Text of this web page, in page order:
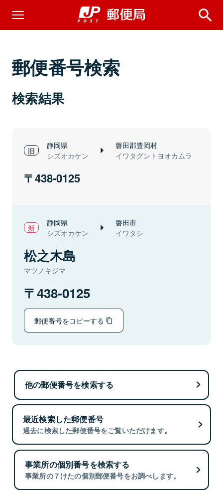
郵便番号検索
検索結果
静岡県
シズオカケン
磐田郡豊岡村
イワタグントヨオカムラ
438-0125
静岡県
シズオカケン
磐田市
イワタシ
松之木島
マツノキジマ
438-0125
郵便番号をコピーする
他の郵便番号を検索する
最近検索した郵便番号
過去に検索した郵便番号をご覧いただけます。
事業所の個別番号を検索する
事業所の７けたの個別郵便番号をお調べします。